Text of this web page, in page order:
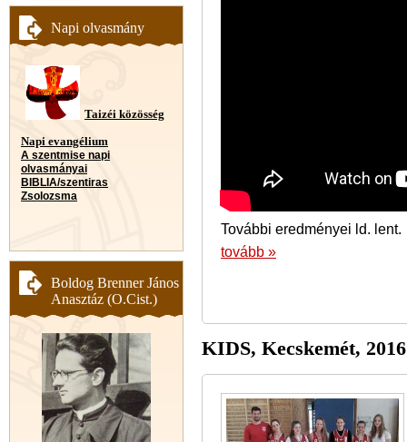
Napi olvasmány
Taizéi közösség
Napi evangélium
A szentmise napi
olvasmányai
BIBLIA/szentiras
Zsolozsma
Boldog Brenner János
Anasztáz (O.Cist.)
További eredményei ld. lent.
tovább »
KIDS, Kecskemét,